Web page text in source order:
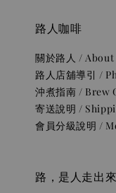
路人咖啡
關於路人 / About
路人店舖導引 /
沖煮指南 / Brew
寄送說明 /
會員分級說明 /
路，是人走出